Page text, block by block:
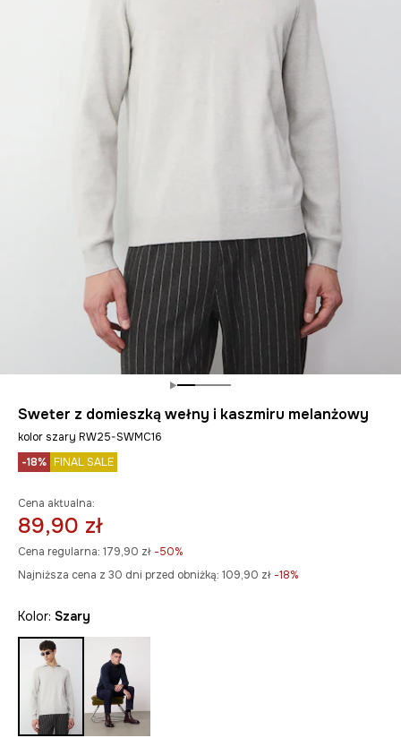
Sweter z domieszką wełny i kaszmiru melanżowy
kolor szary RW25-SWMC16
-18% FINAL SALE
Cena aktualna:
89,90 zł
Cena regularna: 179,90 zł -50%
Najniższa cena z 30 dni przed obniżką: 109,90 zł -18%
Kolor: szary